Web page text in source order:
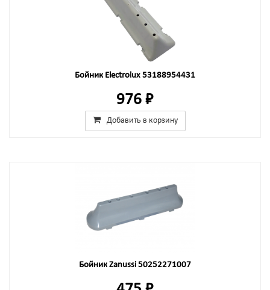
Бойник Electrolux 53188954431
976 ₽
Добавить в корзину
Бойник Zanussi 50252271007